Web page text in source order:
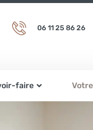
06 11 25 86 26
faire